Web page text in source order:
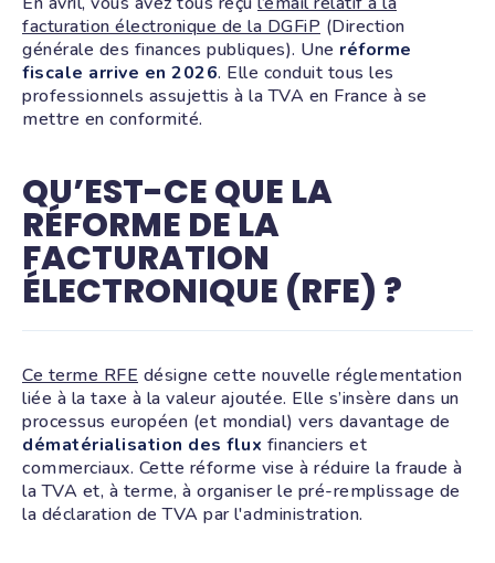
facturation électronique de la DGFiP (Direction
générale des finances publiques). Une réforme
fiscale arrive en 2026. Elle conduit tous les
professionnels assujettis à la TVA en France à se
mettre en conformité.
QU’EST-CE QUE LA
RÉFORME DE LA
FACTURATION
ÉLECTRONIQUE (RFE) ?
Ce terme RFE désigne cette nouvelle réglementation
liée à la taxe à la valeur ajoutée. Elle s’insère dans un
processus européen (et mondial) vers davantage de
dématérialisation des flux financiers et
commerciaux. Cette réforme vise à réduire la fraude à
la TVA et, à terme, à organiser le pré-remplissage de
la déclaration de TVA par l'administration.